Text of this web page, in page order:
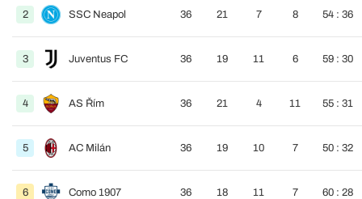
2 SSC Neapol 36 21 7 8 54 : 36
3 Juventus FC 36 19 11 6 59 : 30
4 AS Řím 36 21 4 11 55 : 31
5 AC Milán 36 19 10 7 50 : 32
6 Como 1907 36 18 11 7 60 : 28